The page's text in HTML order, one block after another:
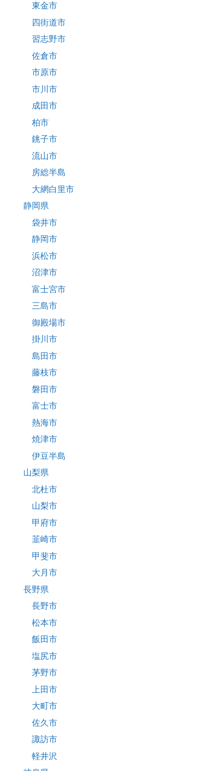
東金市
四街道市
習志野市
佐倉市
市原市
市川市
成田市
柏市
銚子市
流山市
房総半島
大網白里市
静岡県
袋井市
静岡市
浜松市
沼津市
富士宮市
三島市
御殿場市
掛川市
島田市
藤枝市
磐田市
富士市
熱海市
焼津市
伊豆半島
山梨県
北杜市
山梨市
甲府市
韮崎市
甲斐市
大月市
長野県
長野市
松本市
飯田市
塩尻市
茅野市
上田市
大町市
佐久市
諏訪市
軽井沢